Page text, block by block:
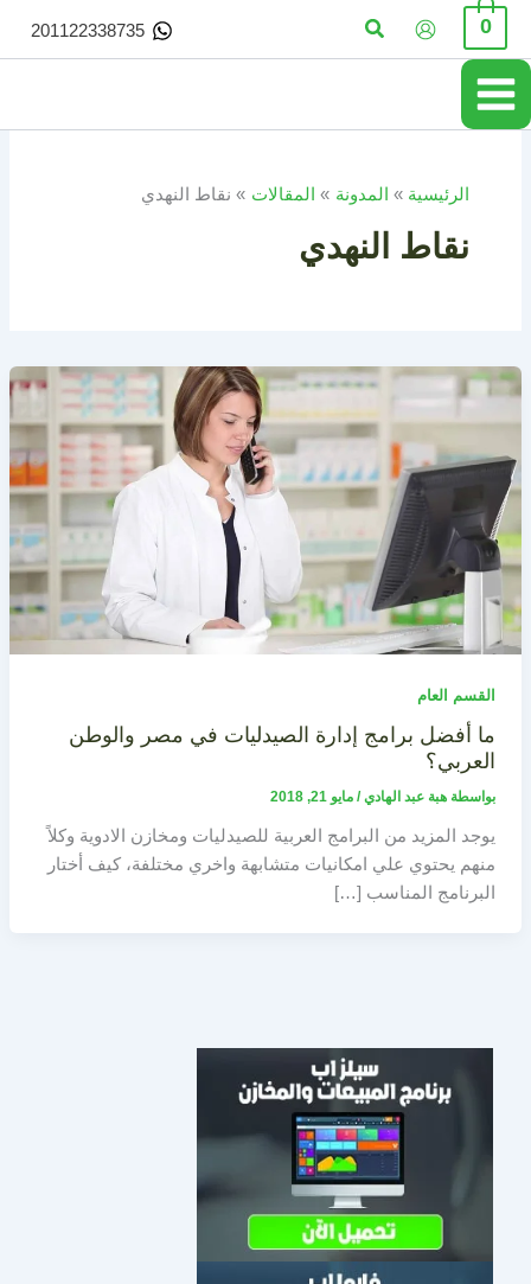
تخطي
المحتوى
0 البحث 201122338735
الرئيسية المدونة المقالات نقاط النهدي
نقاط النهدي
القسم العام
ما أفضل برامج إدارة الصيدليات في مصر والوطن
العربي؟
بواسطة هبة عبد الهادي/ مايو 21, 2018
يوجد المزيد من البرامج العربية للصيدليات ومخازن الادوية وكلاً
منهم يحتوي علي امكانيات متشابهة واخري مختلفة، كيف أختار
البرنامج المناسب […]